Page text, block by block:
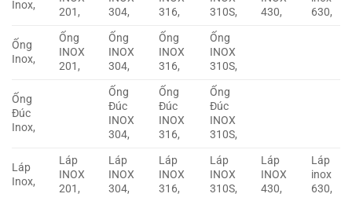
Inox,
201,
304,
316,
310S,
430,
630,
Ống
Inox,
Ống
INOX
201,
Ống
INOX
304,
Ống
INOX
316,
Ống
INOX
310S,
Ống
Đúc
Inox,
Ống
Đúc
INOX
304,
Ống
Đúc
INOX
316,
Ống
Đúc
INOX
310S,
Láp
Inox,
Láp
INOX
201,
Láp
INOX
304,
Láp
INOX
316,
Láp
INOX
310S,
Láp
INOX
430,
Láp
inox
630,